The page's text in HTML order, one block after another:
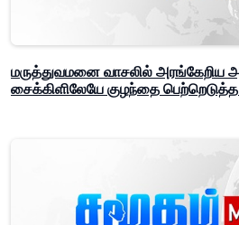
மருத்துவமனை வாசலில் அரங்கேறிய
சைக்கிளிலேயே குழந்தை